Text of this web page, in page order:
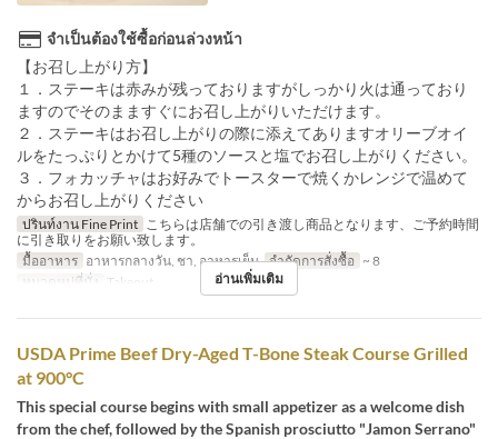
จำเป็นต้องใช้ซื้อก่อนล่วงหน้า
【お召し上がり方】
１．ステーキは赤みが残っておりますがしっかり火は通っており
ますのでそのまますぐにお召し上がりいただけます。
２．ステーキはお召し上がりの際に添えてありますオリーブオイ
ルをたっぷりとかけて5種のソースと塩でお召し上がりください。
３．フォカッチャはお好みでトースターで焼くかレンジで温めて
からお召し上がりください
ปรินท์งาน Fine Print
こちらは店舗での引き渡し商品となります、ご予約時間
に引き取りをお願い致します。
มื้ออาหาร อาหารกลางวัน, ชา, อาหารเย็น จำกัดการสั่งซื้อ ~ 8
หมวดหมู่ที่นั่ง
Takeout อ่านเพิ่มเติม
USDA Prime Beef Dry-Aged T-Bone Steak Course Grilled
at 900°C
This special course begins with small appetizer as a welcome dish
from the chef, followed by the Spanish prosciutto "Jamon Serrano"